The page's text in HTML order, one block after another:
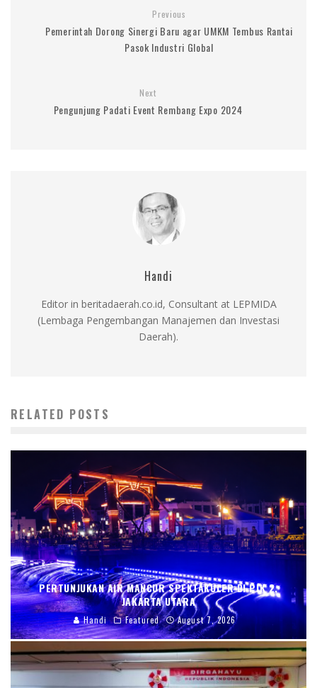
Previous
Pemerintah Dorong Sinergi Baru agar UMKM Tembus Rantai
Pasok Industri Global
Next
Pengunjung Padati Event Rembang Expo 2024
Handi
Editor in beritadaerah.co.id, Consultant at LEPMIDA
(Lembaga Pengembangan Manajemen dan Investasi
Daerah).
RELATED POSTS
PERTUNJUKAN AIR MANCUR SPEKTAKULER DI PIK 2,
JAKARTA UTARA
Handi Featured August 7, 2026